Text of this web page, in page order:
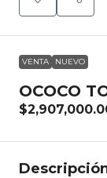
VENTA NUEVO
OCOCO